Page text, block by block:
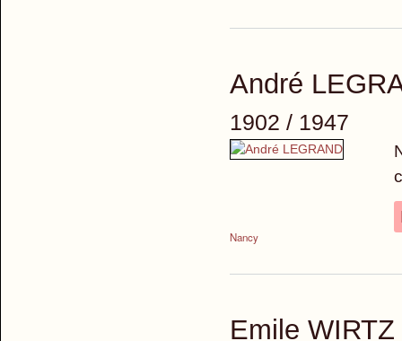
André
1902 / 1947
Nancy
Emile WIRTZ